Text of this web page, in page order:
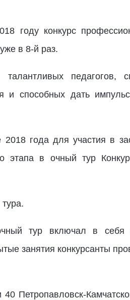
году конкурс
в 8-й раз.
педагогов,
и способных дать
года для участия в
этапа в очный тур
тур включал в себя
занятия конкурсанты